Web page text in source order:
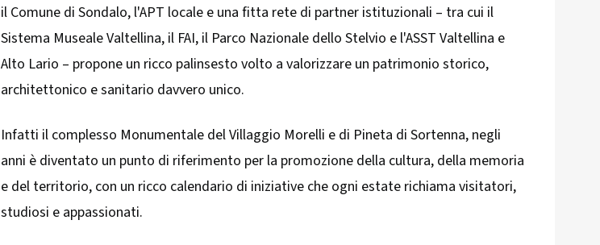
il Comune di Sondalo, l'APT locale e una fitta rete di partner istituzionali – tra cui il
Sistema Museale Valtellina, il FAI, il Parco Nazionale dello Stelvio e l'ASST Valtellina e
Alto Lario – propone un ricco palinsesto volto a valorizzare un patrimonio storico,
architettonico e sanitario davvero unico.
Infatti il complesso Monumentale del Villaggio Morelli e di Pineta di Sortenna, negli
anni è diventato un punto di riferimento per la promozione della cultura, della memoria
e del territorio, con un ricco calendario di iniziative che ogni estate richiama visitatori,
studiosi e appassionati.